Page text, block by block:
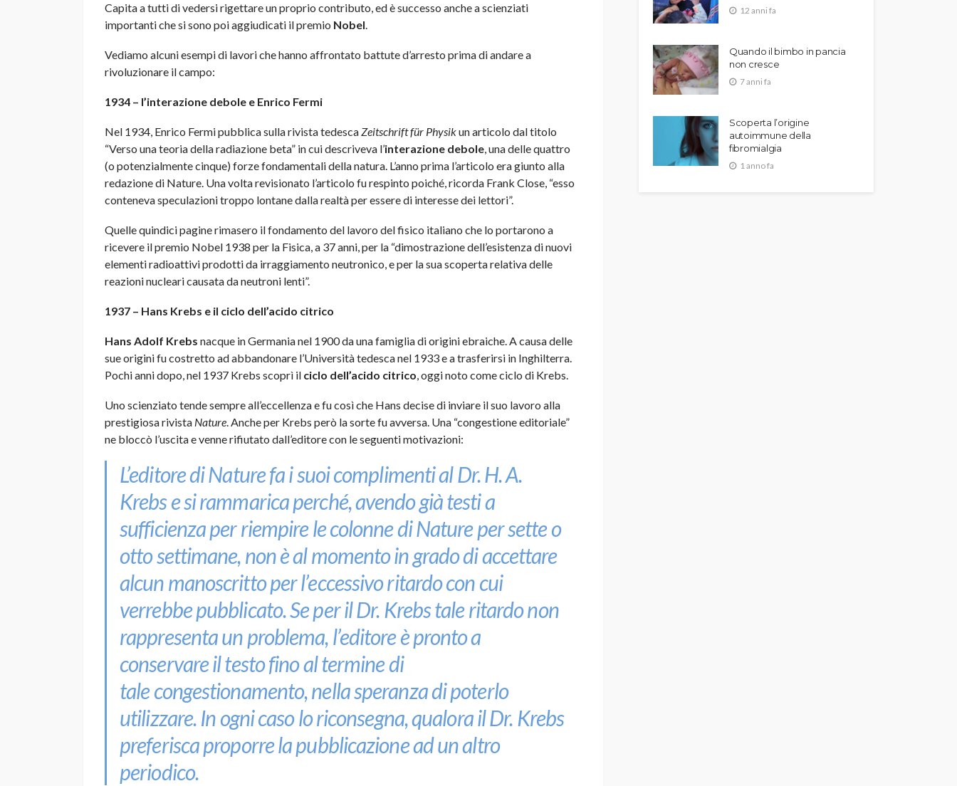
Capita a tutti di vedersi rigettare un proprio contributo, ed è successo anche a scienziati
importanti che si sono poi aggiudicati il premio Nobel.
Vediamo alcuni esempi di lavori che hanno affrontato battute d’arresto prima di andare a
rivoluzionare il campo:
1934 – l’interazione debole e Enrico Fermi
Nel 1934, Enrico Fermi pubblica sulla rivista tedescaZeitschrift für Physikun articolo dal titolo
“Verso una teoria della radiazione beta” in cui descriveva l’interazione debole, una delle quattro
(o potenzialmente cinque) forze fondamentali della natura. L’anno prima l’articolo era giunto alla
redazione di Nature. Una volta revisionato l’articolo fu respinto poiché, ricorda Frank Close, “esso
conteneva speculazioni troppo lontane dalla realtà per essere di interesse dei lettori”.
Quelle quindici pagine rimasero il fondamento del lavoro del fisico italiano che lo portarono a
ricevere il premio Nobel 1938 per la Fisica, a 37 anni, per la “dimostrazione dell’esistenza di nuovi
elementi radioattivi prodotti da irraggiamento neutronico, e per la sua scoperta relativa delle
reazioni nucleari causata da neutroni lenti”.
1937 – Hans Krebs e il ciclo dell’acido citrico
Hans Adolf Krebs nacque in Germania nel 1900 da una famiglia di origini ebraiche. A causa delle
sue origini fu costretto ad abbandonare l’Università tedesca nel 1933 e a trasferirsi in Inghilterra.
Pochi anni dopo, nel 1937 Krebs scoprì il ciclo dell’acido citrico, oggi noto come ciclo di Krebs.
Uno scienziato tende sempre all’eccellenza e fu così che Hans decise di inviare il suo lavoro alla
prestigiosa rivista Nature. Anche per Krebs però la sorte fu avversa. Una “congestione editoriale”
ne bloccò l’uscita e venne rifiutato dall’editore con le seguenti motivazioni:
L’editore di Nature fa i suoi complimenti al Dr. H. A.
Krebs e si rammarica perché, avendo già testi a
sufficienza per riempire le colonne di Nature per sette o
otto settimane, non è al momento in grado di accettare
alcun manoscritto per l’eccessivo ritardo con cui
verrebbe pubblicato. Se per il Dr. Krebs tale ritardo non
rappresenta un problema, l’editore è pronto a
conservare il testo fino al termine di
tale congestionamento, nella speranza di poterlo
utilizzare. In ogni caso lo riconsegna, qualora il Dr. Krebs
preferisca proporre la pubblicazione ad un altro
periodico.
12 anni fa
Quando il bimbo in pancia
non cresce
7 anni fa
Scoperta l’origine
autoimmune della
fibromialgia
1 anno fa